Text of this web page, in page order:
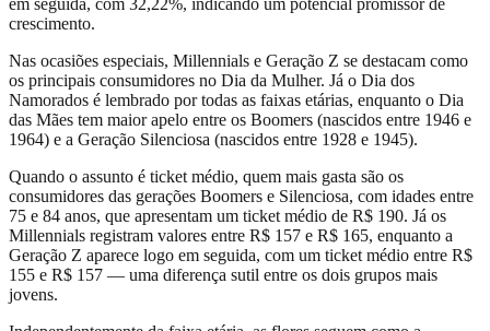
crescimento.
Nas ocasiões especiais, Millennials e Geração Z se destacam como
os principais consumidores no Dia da Mulher. Já o Dia dos
Namorados é lembrado por todas as faixas etárias, enquanto o Dia
das Mães tem maior apelo entre os Boomers (nascidos entre 1946 e
1964) e a Geração Silenciosa (nascidos entre 1928 e 1945).
Quando o assunto é ticket médio, quem mais gasta são os
consumidores das gerações Boomers e Silenciosa, com idades entre
75 e 84 anos, que apresentam um ticket médio de R$ 190. Já os
Millennials registram valores entre R$ 157 e R$ 165, enquanto a
Geração Z aparece logo em seguida, com um ticket médio entre R$
155 e R$ 157 — uma diferença sutil entre os dois grupos mais
jovens.